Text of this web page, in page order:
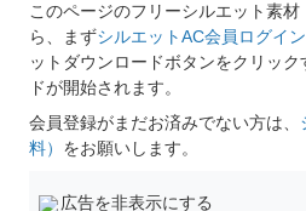
このページのフリーシルエット素
ら、まずシルエットAC会員ログイン
ットダウンロードボタンをクリッ
ドが開始されます。
会員登録がまだお済みでない方は、
料） をお願いします。
広告を非表示にする